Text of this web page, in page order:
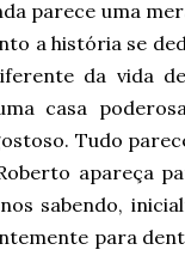
parece uma
a história se
da vida
casa
Tudo
apareça
sabendo,
para